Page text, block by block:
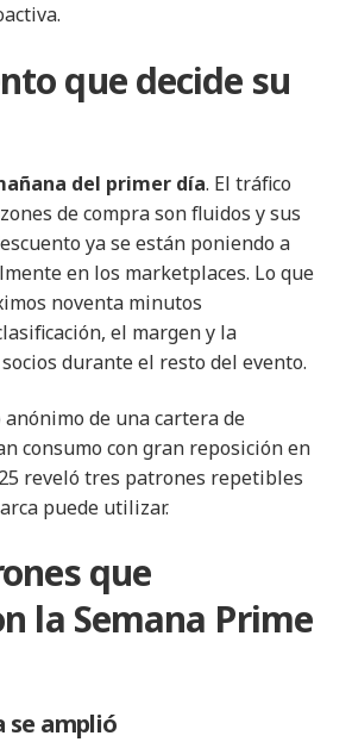
que decide su
del primer día. El tráfico
de compra son fluidos y sus
ya se están poniendo a
en los marketplaces. Lo que
noventa minutos
el margen y la
durante el resto del evento.
de una cartera de
consumo con gran reposición en
reveló tres patrones repetibles
puede utilizar.
que
la Semana Prime
se amplió